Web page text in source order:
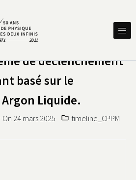
PHYSIQUE
de déclenchement
basé sur le
Liquide.
On 24 mars 2025 timeline_CPPM